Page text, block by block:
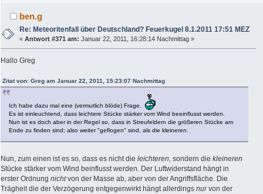
ben.g
Re: Meteoritenfall über Deutschland? Feuerkugel 8.1.2011 17:51 MEZ
«Antwort #371 am: Januar 22, 2011, 16:28:14 Nachmittag »
Hallo Greg
Zitat von: Greg am Januar 22, 2011, 15:23:07 Nachmittag
Ich habe dazu mal eine (vermutlich blöde) Frage.
Es ist einleuchtend, dass leichtere Stücke stärker vom Wind beeinflusst werden.
Nun ist es doch aber in der Regel so, dass in Streufeldern die größeren Stücke am
Ende zu finden sind; also weiter "geflogen" sind, als die kleineren.
Nun, zum einen ist es so, dass es nicht die leichteren, sondern die kleineren
Stücke stärker vom Wind beinflusst werden. Der Luftwiderstand hängt in
erster Ordnung nichtvon der Masse ab, aber von der Angriffsfläche. Die
Trägheit die der Verzögerung entgegenwirkt hängt allerdings nurvon der